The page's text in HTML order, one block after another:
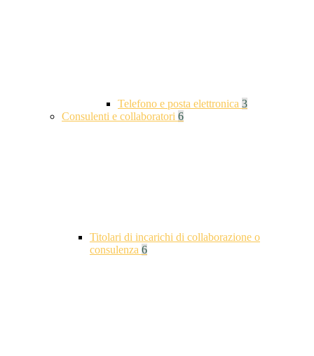
Telefono e posta elettronica 3
Consulenti e collaboratori 6
Titolari di incarichi di collaborazione o
consulenza 6